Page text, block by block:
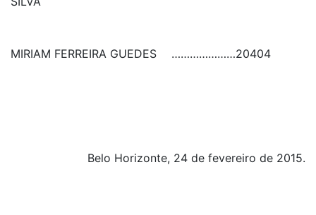
MIRIAM FERREIRA GUEDES …………………20404
Belo Horizonte, 24 de fevereiro de 2015.